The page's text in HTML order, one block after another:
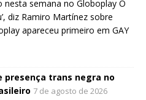
semana no Globoplay O
diz Ramiro Martínez sobre
apareceu primeiro em GAY
presença trans negra no
7 de agosto de 2026